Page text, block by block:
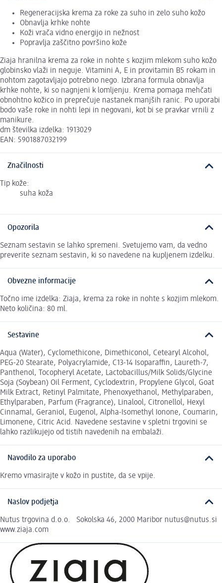
Regeneracijska krema za roke za suho in zelo suho kožo
Obnavlja krhke nohte
Koži vrača vidno energijo in nežnost
Popravlja zaščitno površino kože
Ziaja hranilna krema za roke in nohte s kozjim mlekom suho kožo
globinsko vlaži in neguje. Vitamini A, E in provitamin B5 rokam in
nohtom zagotavljajo potrebno nego. Izbrana formula obnavlja
krhke nohte, ki so nagnjeni k lomljenju. Krema pomaga mehčati
obnohtno kožico in preprečuje nastanek manjših ranic. Po uporabi
bodo vaše roke in nohti lepi in negovani, kot bi se pravkar vrnili z
manikure.
dm številka izdelka: 1913029
EAN: 5901887032199
Značilnosti
Tip kože:
suha koža
Opozorila
Seznam sestavin se lahko spremeni. Svetujemo vam, da vedno
preverite seznam sestavin, ki so navedene na kupljenem izdelku.
Obvezne informacije
Točno ime izdelka: Ziaja, krema za roke in nohte s kozjim mlekom.
Neto količina: 80 ml.
Sestavine
Aqua (Water), Cyclomethicone, Dimethiconol, Cetearyl Alcohol,
PEG-20 Stearate, Polyacrylamide, C13-14 Isoparaffin, Laureth-7,
Panthenol, Tocopheryl Acetate, Lactobacillus/Milk Solids/Glycine
Soja (Soybean) Oil Ferment, Cyclodextrin, Propylene Glycol, Goat
Milk Extract, Retinyl Palmitate, Phenoxyethanol, Methylparaben,
Ethylparaben, Parfum (Fragrance), Linalool, Citronellol, Hexyl
Cinnamal, Geraniol, Eugenol, Alpha-Isomethyl Ionone, Coumarin,
Limonene, Citric Acid. Navedene sestavine v spletni trgovini se
lahko razlikujejo od tistih navedenih na embalaži.
Navodilo za uporabo
Kremo vmasirajte v kožo in pustite, da se vpije.
Naslov podjetja
Nutus trgovina d.o.o. Sokolska 46, 2000 Maribor nutus@nutus.si
www.ziaja.com